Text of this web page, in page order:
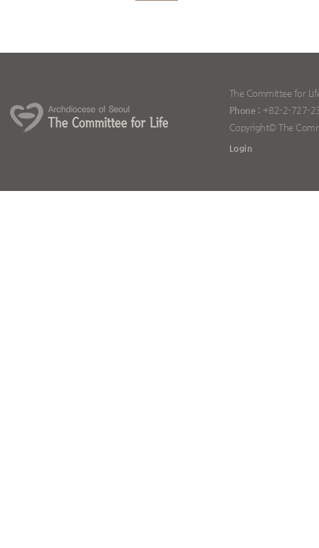
The Committee for
Phone : +82-2-727-
Copyright© The
Login